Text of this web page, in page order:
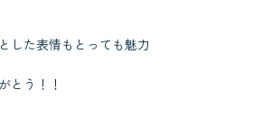
した表情もとっても魅力
とう！！